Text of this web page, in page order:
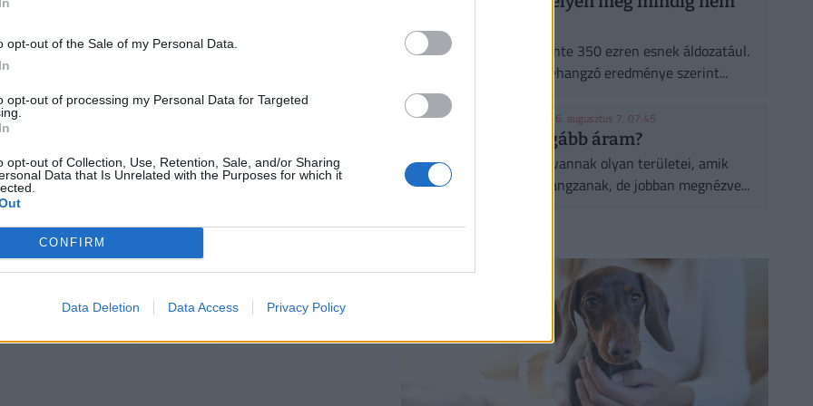
opt-out of the Sale of my Personal Data.
opt-out of processing my Personal Data for Targeted
opt-out of Collection, Use, Retention, Sale, and/or Sharing
Data that Is Unrelated with the Purposes for which it
CONFIRM
Data Deletion Data Access Privacy Policy
keresd fel a
ennyivel egészül ki a teljes munkáltatói
hozzájárulás is, ám ezt 2022. január 1-től már
azaz szociális hozzájárulási adó esetében
hogy megtörténjen.
ültetnek eleget
A városi hőségnek évente 350 ezren esnek áldozatául.
Két friss kutatás egybehangzó eredménye szerint...
KONYHAKONTROLLING | 2026. augusztus 7. 07:45
Csúcsidőben drágább áram?
A közgazdaságtannak vannak olyan területei, amik
elsőre felháborítóan hangzanak, de jobban megnézve...